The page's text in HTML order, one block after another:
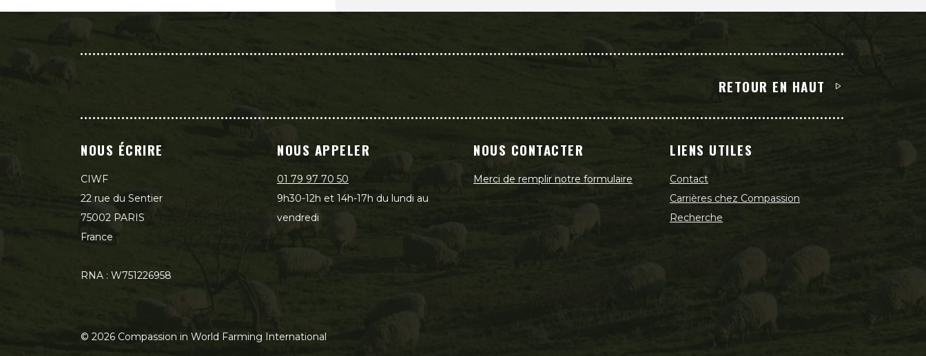
RETOUR EN HAUT
NOUS ÉCRIRE
CIWF
22 rue du Sentier
75002 PARIS
France
RNA : W751226958
NOUS APPELER
01 79 97 70 50
9h30-12h et 14h-17h du lundi au
vendredi
NOUS CONTACTER
Merci de remplir notre formulaire
LIENS UTILES
Contact
Carrières chez Compassion
Recherche
© 2026 Compassion in World Farming International